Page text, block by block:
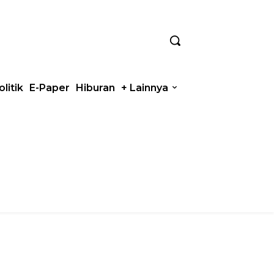
E-Paper Hiburan + Lainnya